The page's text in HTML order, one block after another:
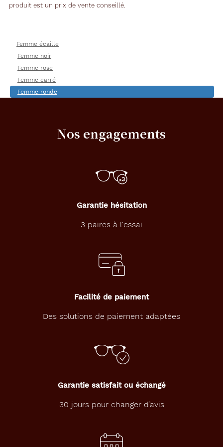
produit est un prix de vente conseillé.
Femme écaille
Femme noir
Femme rose
Femme carré
Femme ronde
Nos engagements
Garantie hésitation
3 paires à l'essai
Facilité de paiement
Des solutions de paiement adaptées
Garantie satisfait ou échangé
30 jours pour changer d’avis